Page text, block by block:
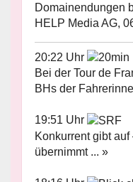
Domainendungen
HELP Media AG,
20:22 Uhr
Bei der Tour de
BHs der
19:51 Uhr
Konkurrent gibt
übernimmt ... »